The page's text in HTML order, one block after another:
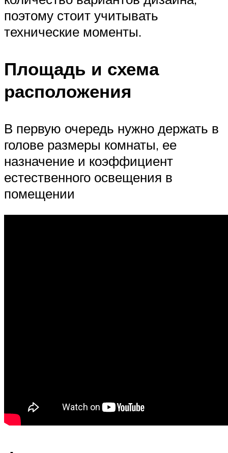
поэтому стоит учитывать
технические моменты.
Площадь и схема
расположения
В первую очередь нужно держать в
голове размеры комнаты, ее
назначение и коэффициент
естественного освещения в
помещении